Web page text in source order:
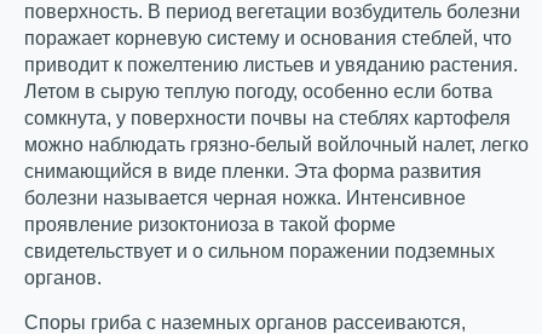
поверхность. В период вегетации возбудитель болезни
поражает корневую систему и основания стеблей, что
приводит к пожелтению листьев и увяданию растения.
Летом в сырую теплую погоду, особенно если ботва
сомкнута, у поверхности почвы на стеблях картофеля
можно наблюдать грязно-белый войлочный налет, легко
снимающийся в виде пленки. Эта форма развития
болезни называется черная ножка. Интенсивное
проявление ризоктониоза в такой форме
свидетельствует и о сильном поражении подземных
органов.
Споры гриба с наземных органов рассеиваются,